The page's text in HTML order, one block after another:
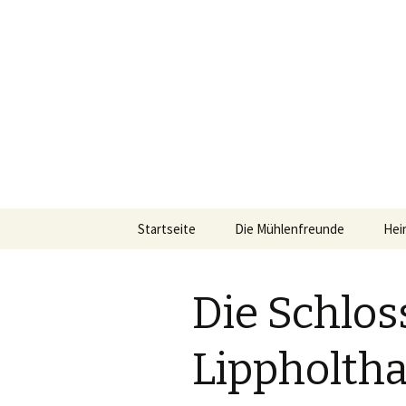
Startseite Die Mühlenfreunde
Ehrenamtspreis für die
Mühlenfreunde
Jahreshauptversammlung
2020
Die